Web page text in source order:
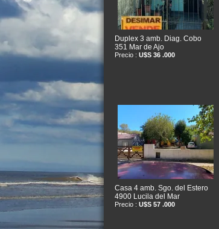
Duplex 3 amb. Diag. Cobo
351 Mar de Ajo
Precio : U$S 36 .000
Casa 4 amb. Sgo. del Estero
4900 Lucila del Mar
Precio : U$S 57 .000